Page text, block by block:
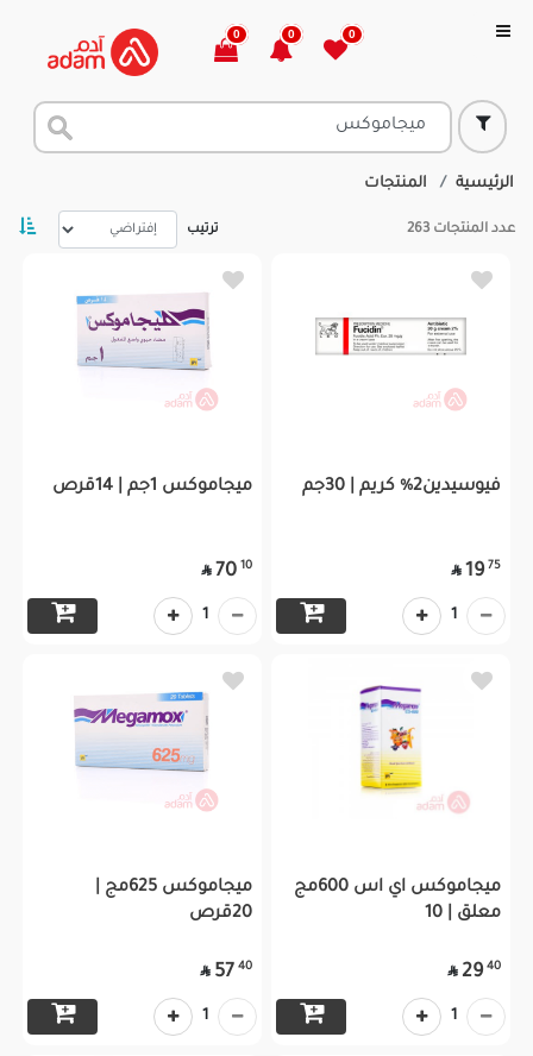
0
0
0
الرئيسية المنتجات
عدد المنتجات 263 ترتيب
فيوسيدين2% كريم | 30جم
75
19

1
ميجاموكس 1جم | 14قرص
10
70

1
ميجاموكس اي اس 600مج
معلق | 10
40
29

1
ميجاموكس 625مج |
20قرص
40
57

1